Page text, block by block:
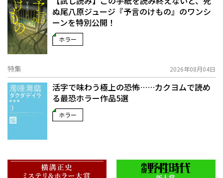
ぬ――尾八原ジュージ『予言のけもの』のワンシ
ーンを特別公開！
ホラー
特集 2026年08月04日
活字で味わう極上の恐怖……カクヨムで読め
る最恐ホラー作品5選
ホラー